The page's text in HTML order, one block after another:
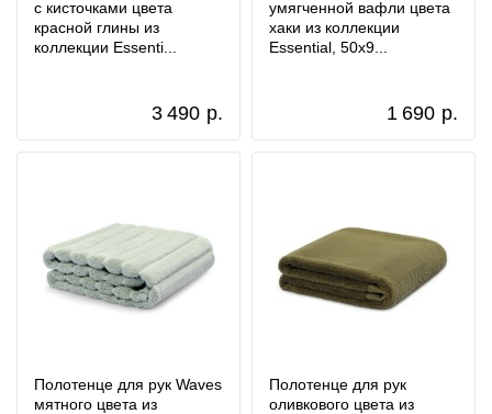
с кисточками цвета
красной глины из
коллекции Essenti...
3 490 р.
умягченной вафли цвета
хаки из коллекции
Essential, 50x9...
1 690 р.
Полотенце для рук Waves
мятного цвета из
Полотенце для рук
оливкового цвета из